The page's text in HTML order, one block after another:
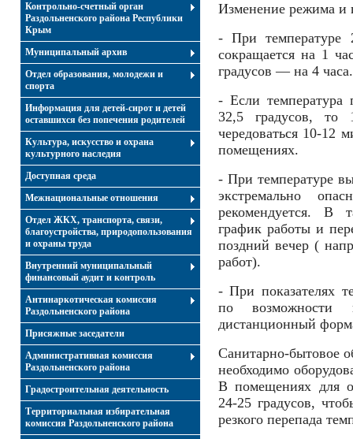
Контрольно-счетный орган
Раздольненского района Республики
Крым
Муниципальный архив
Отдел образования, молодежи и
спорта
Информация для детей-сирот и детей
оставшихся без попечения родителей
Культура, искусство и охрана
культурного наследия
Доступная среда
Межнациональные отношения
Отдел ЖКХ, транспорта, связи,
благоустройства, природопользования
и охраны труда
Внутренний муниципальный
финансовый аудит и контроль
Антинаркотическая комиссия
Раздольненского района
Присяжные заседатели
Административная комиссия
Раздольненского района
Градостроительная деятельность
Территориальная избирательная
комиссия Раздольненского района
Изменение режима и
- При температуре
сокращается на 1
градусов — на 4 часа.
- Если температура
32,5 градусов, то
чередоваться 10-12
помещениях.
- При температуре
экстремально
рекомендуется. В
график работы и
поздний вечер (
работ).
- При показателях
по возможности
дистанционный
Санитарно-бытовое
необходимо
В помещениях для
24-25 градусов,
резкого перепада